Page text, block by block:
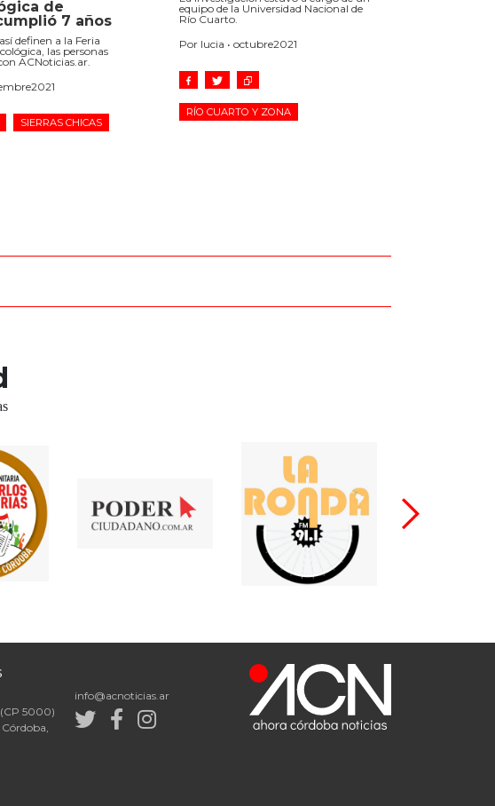
de
7 años
definen a la Feria
las personas
ACNoticias.ar.
SIERRAS CHICAS
equipo de la Universidad Nacional de
Río Cuarto.
Por lucia • octubre2021
RÍO CUARTO Y ZONA
5000)
info@acnoticias.ar